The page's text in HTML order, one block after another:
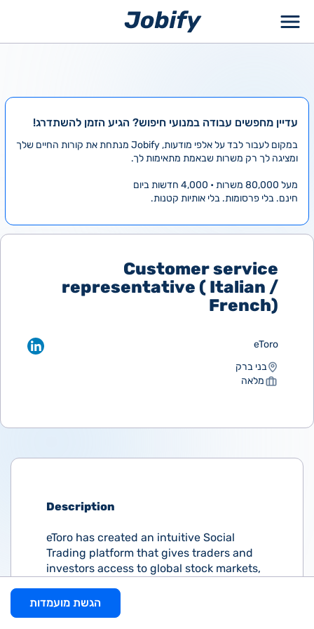
עדיין מחפשים עבודה במנועי חיפוש? הגיע הזמן להשתדרג!
במקום לעבור לבד על אלפי מודעות, Jobify מנתחת את קורות החיים שלך
ומציגה לך רק משרות שבאמת מתאימות לך.
מעל 80,000 משרות • 4,000 חדשות ביום
חינם. בלי פרסומות. בלי אותיות קטנות.
Customer service
representative ( Italian /
French)
eToro
בני ברק
מלאה
Description
eToro has created an intuitive Social
Trading platform that gives traders and
investors access to global stock markets,
trading, and more. We strive to make
money management available and
הגשת מועמדות